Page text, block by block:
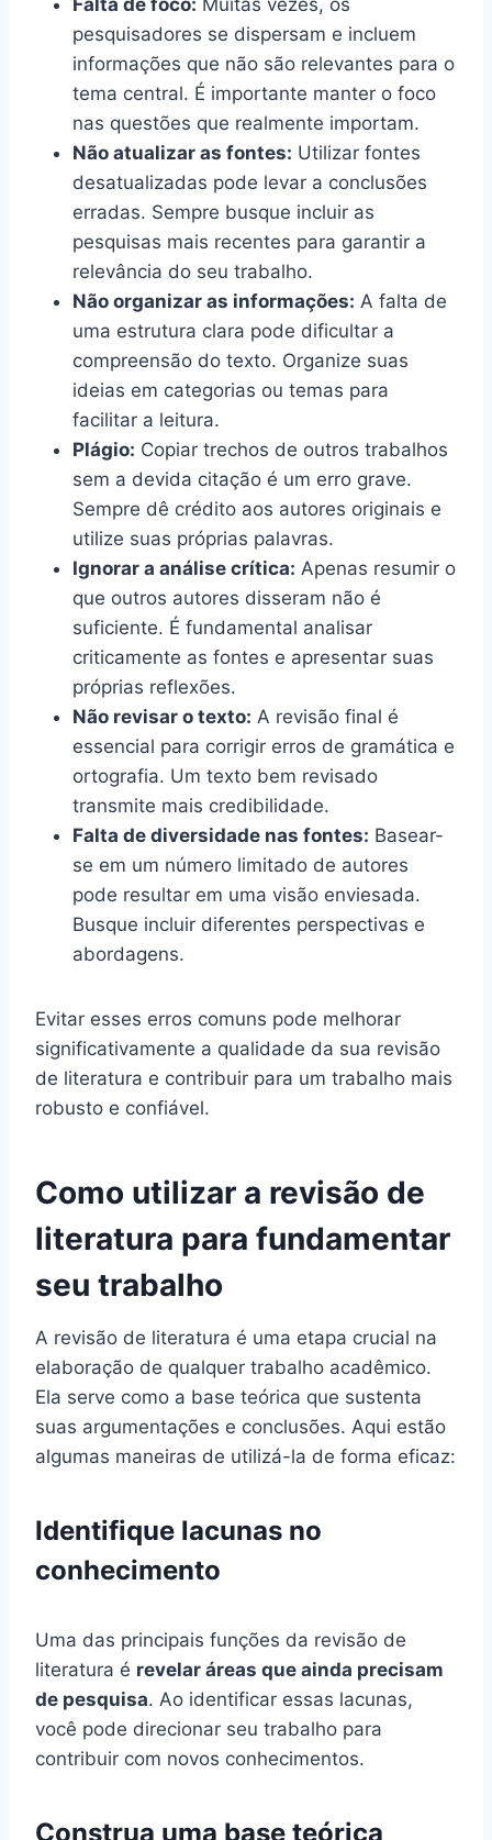
Falta de foco: Muitas vezes, os
pesquisadores se dispersam e incluem
informações que não são relevantes para o
tema central. É importante manter o foco
nas questões que realmente importam.
Não atualizar as fontes: Utilizar fontes
desatualizadas pode levar a conclusões
erradas. Sempre busque incluir as
pesquisas mais recentes para garantir a
relevância do seu trabalho.
Não organizar as informações: A falta de
uma estrutura clara pode dificultar a
compreensão do texto. Organize suas
ideias em categorias ou temas para
facilitar a leitura.
Plágio: Copiar trechos de outros trabalhos
sem a devida citação é um erro grave.
Sempre dê crédito aos autores originais e
utilize suas próprias palavras.
Ignorar a análise crítica: Apenas resumir o
que outros autores disseram não é
suficiente. É fundamental analisar
criticamente as fontes e apresentar suas
próprias reflexões.
Não revisar o texto: A revisão final é
essencial para corrigir erros de gramática e
ortografia. Um texto bem revisado
transmite mais credibilidade.
Falta de diversidade nas fontes: Basear-
se em um número limitado de autores
pode resultar em uma visão enviesada.
Busque incluir diferentes perspectivas e
abordagens.
Evitar esses erros comuns pode melhorar
significativamente a qualidade da sua revisão
de literatura e contribuir para um trabalho mais
robusto e confiável.
Como utilizar a revisão de
literatura para fundamentar
seu trabalho
A revisão de literatura é uma etapa crucial na
elaboração de qualquer trabalho acadêmico.
Ela serve como a base teórica que sustenta
suas argumentações e conclusões. Aqui estão
algumas maneiras de utilizá-la de forma eficaz:
Identifique lacunas no
conhecimento
Uma das principais funções da revisão de
literatura é revelar áreas que ainda precisam
de pesquisa. Ao identificar essas lacunas,
você pode direcionar seu trabalho para
contribuir com novos conhecimentos.
Construa uma base teórica